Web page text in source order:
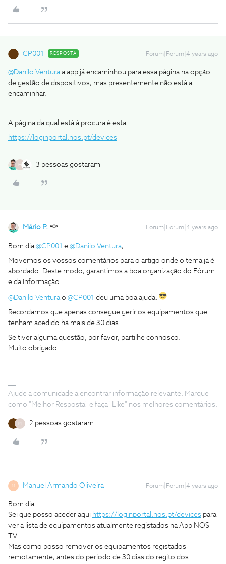
CP001 RESPOSTA Forum|Forum|4 years ago
@Danilo Venturaa app já encaminhou para essa página na opção
de gestão de dispositivos, mas presentemente não está a
encaminhar.
A página da qual está à procura é esta:
https://loginportal.nos.pt/devices
M 3 pessoas gostaram
Mário P. Forum|Forum|4 years ago
Bom dia@CP001 e @Danilo Ventura,
Movemos os vossos comentários para o artigo onde o tema já é
abordado. Deste modo, garantimos a boa organização do Fórum
e da Informação.
@Danilo Venturao @CP001 deu uma boa ajuda.
Recordamos que apenas consegue gerir os equipamentos que
tenham acedido há mais de 30 dias.
Se tiver alguma questão, por favor, partilhe connosco.
Muito obrigado
Ajude a comunidade a encontrar informação relevante. Marque
como "Melhor Resposta" e faça "Like" nos melhores comentários.
M 2 pessoas gostaram
M Manuel Armando Oliveira Forum|Forum|4 years ago
Bom dia.
Sei que posso aceder aqui https://loginportal.nos.pt/devices para
ver a lista de equipamentos atualmente registados na App NOS
TV.
Mas como posso remover os equipamentos registados
remotamente, antes do periodo de 30 dias do regito dos